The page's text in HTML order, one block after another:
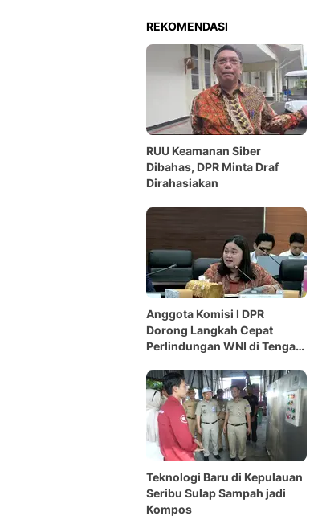
REKOMENDASI
RUU Keamanan Siber
Dibahas, DPR Minta Draf
Dirahasiakan
Anggota Komisi I DPR
Dorong Langkah Cepat
Perlindungan WNI di Tengah
Teknologi Baru di Kepulauan
Seribu Sulap Sampah jadi
Kompos